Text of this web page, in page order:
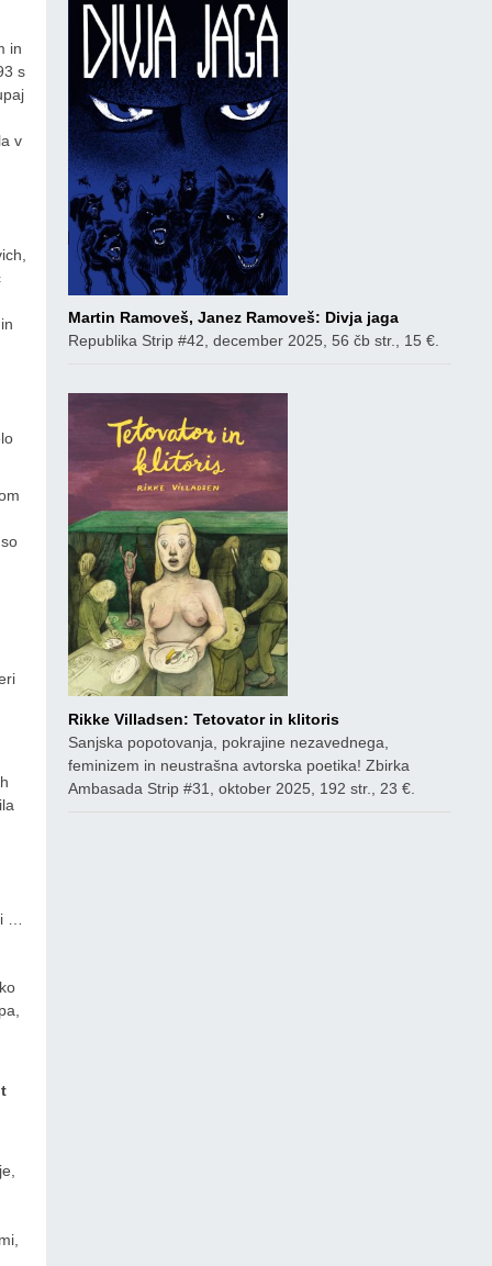
in
s
v
…
Martin Ramoveš, Janez Ramoveš: Divja jaga
Republika Strip #42, december 2025, 56 čb str., 15 €.
Rikke Villadsen: Tetovator in klitoris
Sanjska popotovanja, pokrajine nezavednega,
feminizem in neustrašna avtorska poetika! Zbirka
Ambasada Strip #31, oktober 2025, 192 str., 23 €.